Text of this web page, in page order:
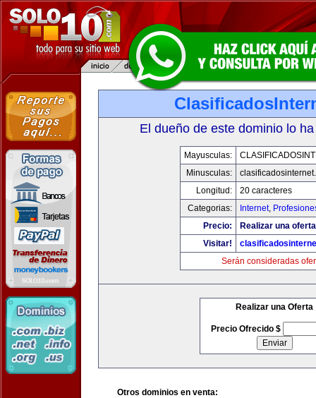
El dueño de este dominio lo
Mayusculas:
Minusculas:
Longitud:
20 caracteres
Categorias:
Internet,
Precio:
Realizar una
Visitar!
Serán consideradas
Realizar una Oferta
Precio Ofrecido $
Otros dominios en venta: